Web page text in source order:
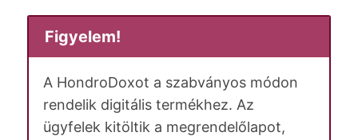
Figyelem!
A HondroDoxot a szabványos módon
rendelik digitális termékhez. Az
ügyfelek kitöltik a megrendelőlapot,